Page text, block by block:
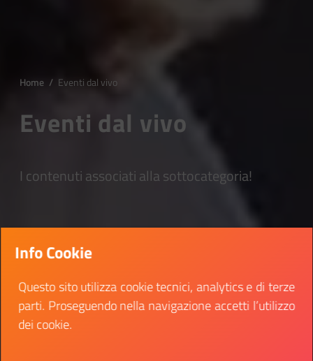
Home / Eventi dal vivo
Eventi dal vivo
I contenuti associati alla sottocategoria!
Info Cookie
Questo sito utilizza cookie tecnici, analytics e di terze
parti. Proseguendo nella navigazione accetti l’utilizzo
dei cookie.